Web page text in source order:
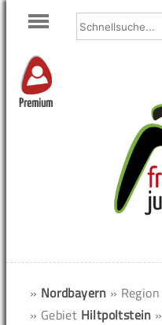
Premium
» Nordbayern » Region
» Gebiet Hiltpoltstein »